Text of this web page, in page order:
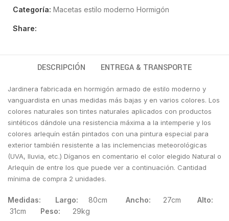
Categoría: Macetas estilo moderno Hormigón
Share:
DESCRIPCIÓN ENTREGA & TRANSPORTE
Jardinera fabricada en hormigón armado de estilo moderno y
vanguardista en unas medidas más bajas y en varios colores. Los
colores naturales son tintes naturales aplicados con productos
sintéticos dándole una resistencia máxima a la intemperie y los
colores arlequín están pintados con una pintura especial para
exterior también resistente a las inclemencias meteorológicas
(UVA, lluvia, etc.) Díganos en comentario el color elegido Natural o
Arlequín de entre los que puede ver a continuación. Cantidad
mínima de compra 2 unidades.
Medidas: Largo: 80cmAncho: 27cm
Alto:
31cm Peso: 29kg